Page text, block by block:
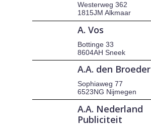
Westerweg 362
1815JM Alkmaar
A. Vos
Bottinge 33
8604AH Sneek
A.A. den Broeder
Sophiaweg 77
6523NG Nijmegen
A.A. Nederland
Publiciteit